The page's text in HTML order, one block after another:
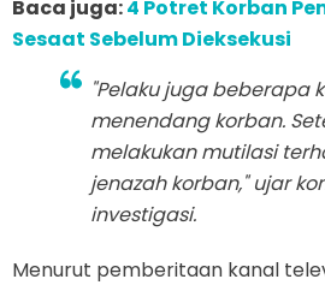
Baca juga:4 Potret Korban
Sesaat Sebelum Dieksekusi
"Pelaku juga beberapa
menendang korban.
melakukan mutilasi
jenazah korban," ujar
investigasi.
Menurut pemberitaan kanal